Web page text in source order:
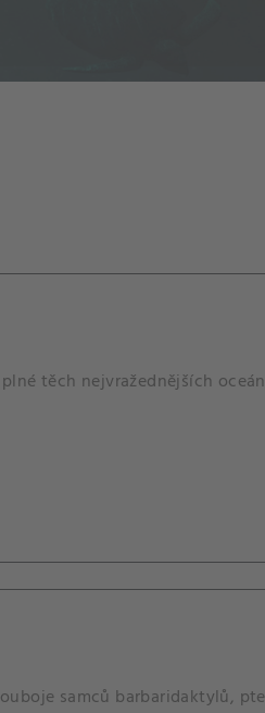
těch nejvražednějších
samců barbaridaktylů,